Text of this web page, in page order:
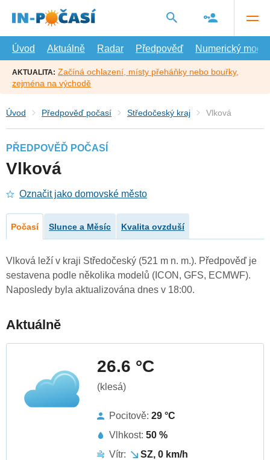
hlavní
Úvod
Aktuálně Radar Předpověď Numerický model
AKTUALITA: Začíná ochlazení, místy přeháňky nebo bouřky,
zejména na východě
Úvod Předpověď počasí Středočeský kraj Vlková
PŘEDPOVĚĎ POČASÍ
Vlková
Označit jako domovské město
Počasí Slunce a Měsíc Kvalita ovzduší
Vlková leží v kraji Středočeský (521 m n. m.). Předpověď je
sestavena podle několika modelů (ICON, GFS, ECMWF).
Naposledy byla aktualizována dnes v 18:00.
Aktuálně
26.6 °C
(klesá)
Pocitově: 29 °C
Vlhkost: 50 %
Vítr:
SZ, 0 km/h